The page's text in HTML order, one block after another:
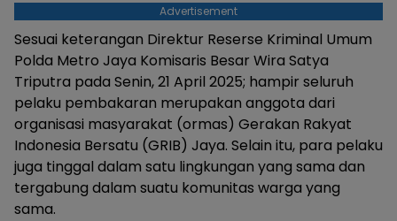
Advertisement
Sesuai keterangan Direktur Reserse Kriminal Umum
Polda Metro Jaya Komisaris Besar Wira Satya
Triputra pada Senin, 21 April 2025; hampir seluruh
pelaku pembakaran merupakan anggota dari
organisasi masyarakat (ormas) Gerakan Rakyat
Indonesia Bersatu (GRIB) Jaya. Selain itu, para pelaku
juga tinggal dalam satu lingkungan yang sama dan
tergabung dalam suatu komunitas warga yang
sama.